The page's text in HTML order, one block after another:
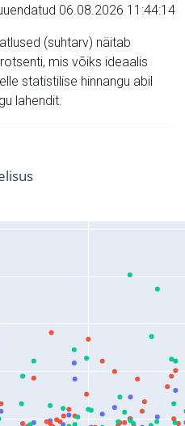
06.08.2026 11:44:14
(suhtarv) näitab
mis võiks ideaalis
statistilise hinnangu abil
lahendit.